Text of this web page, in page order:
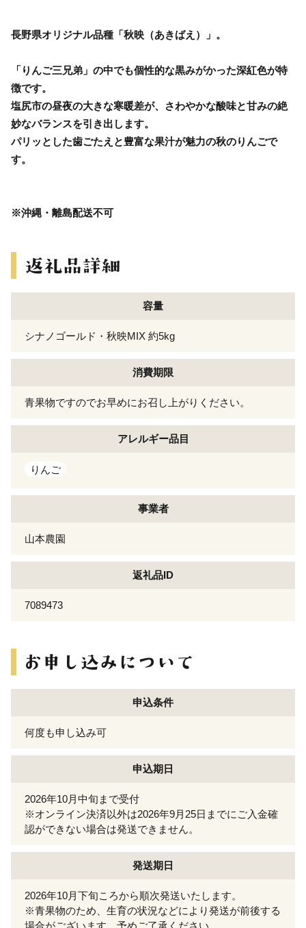
長野県オリジナル品種「秋映（あきばえ）」。
「りんご三兄弟」の中でも個性的な黒みがかった深紅色が特
徴です。
塩尻市の昼夜の大きな寒暖差が、さわやかな酸味と甘みの絶
妙なバランスを引き出します。
パリッとした歯ごたえと豊富な果汁が魅力の秋のりんごで
す。
※沖縄・離島配送不可
容量
シナノゴールド・秋映MIX 約5kg
消費期限
青果物ですのでお早めにお召し上がりください。
アレルギー品目
りんご
事業者
山本農園
返礼品ID
7089473
申込条件
何度も申し込み可
申込期日
2026年10月中旬まで受付
※オンライン決済以外は2026年9月25日までにご入金確
認ができない場合は発送できません。
発送期日
2026年10月下旬ころから順次発送いたします。
※青果物のため、生育の状況などにより発送が前後する
場合がございます。予めご了承ください。